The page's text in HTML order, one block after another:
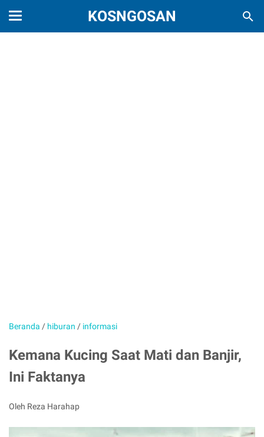
KOSNGOSAN
Beranda / hiburan / informasi
Kemana Kucing Saat Mati dan Banjir,
Ini Faktanya
Oleh Reza Harahap